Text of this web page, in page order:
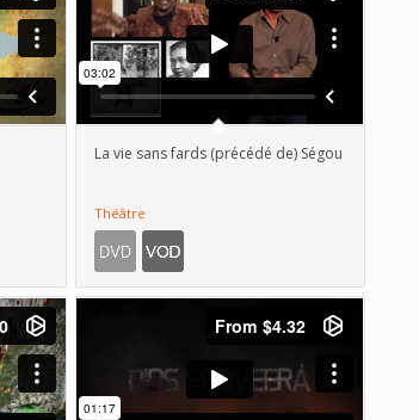
La vie sans fards (précédé de) Ségou
Théâtre